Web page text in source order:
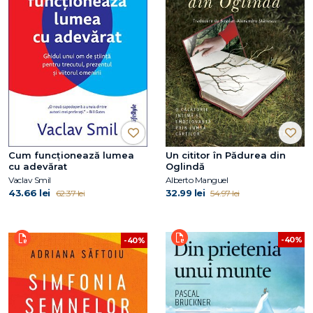
Cum funcționează lumea
cu adevărat
Vaclav Smil
43.66 lei 62.37 lei
Un cititor în Pădurea din
Oglindă
Alberto Manguel
32.99 lei 54.97 lei
-40% -40%